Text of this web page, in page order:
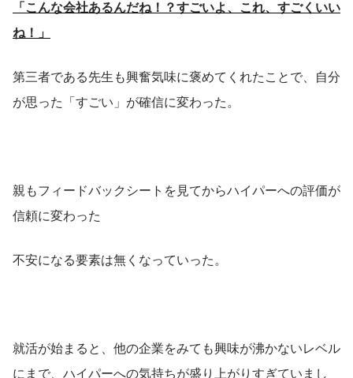
「こんな会社あるんだね！？すごいよ、これ、すごくいい
ね！」
第三者である先生も興奮気味に褒めてくれたことで、自分
が思った「すごい」が確信に変わった。
親もフィードバックシートを見てからハイパーへの評価が
信頼に変わった
不安になる要素は無くなっていった。
就活が始まると、他の企業をみても興味が沸かないレベル
にまで、ハイパーへの気持ちが盛り上がりすぎていまし